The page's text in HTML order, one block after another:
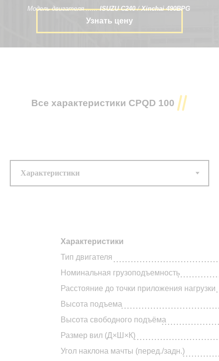
Номинальная грузоподъёмность
Максимальная высота подъёма
(метров)
Модель двигателя ..........................................................YUCHAI
Доп. опции
Узнать цену
Модель двигателя ......ISUZU C240/Xinchai 490BPG
Все характеристики CPQD 100
Характеристики
Тип двигателя
Номинальная грузоподъемность
Расстояние до точки приложения нагрузки
Высота подъема
Высота свободного подъёма
Размер вил (Д×Ш×К)
Угол наклона мачты (перед./задн.)